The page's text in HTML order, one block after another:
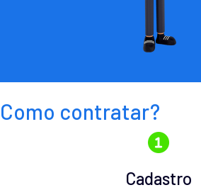
Como contratar?
Cadastro